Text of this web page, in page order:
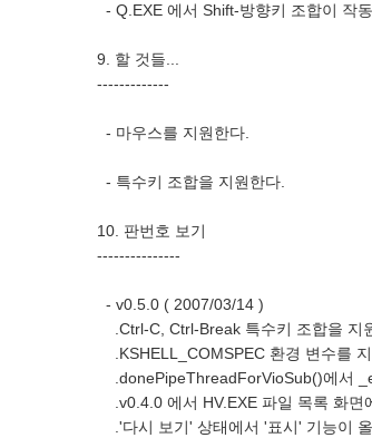
- Q.EXE 에서 Shift-방향키 조합이 작
9. 할 것들...
-------------
- 마우스를 지원한다.
- 특수키 조합을 지원한다.
10. 판번호 보기
---------------
- v0.5.0 ( 2007/03/14 )
.Ctrl-C, Ctrl-Break 특수키 조합을 지
.KSHELL_COMSPEC 환경 변수를 지
.donePipeThreadForVioSub()에서
.v0.4.0 에서 HV.EXE 파일 목록 화면
.'다시 보기' 상태에서 '표시' 기능이